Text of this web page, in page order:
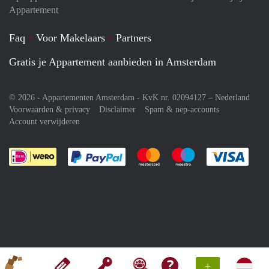
+
Appartement
Faq Voor Makelaars
Partners
Gratis je Appartement aanbieden in Amsterdam
© 2026 - Appartementen Amsterdam - KvK nr. 02094127 – Nederland
Voorwaarden & privacy
Disclaimer
Spam & nep-accounts
Account verwijderen
Je rekent gemakkelijk af met Paypal
Je rekent gemakkelijk af met
Je rekent